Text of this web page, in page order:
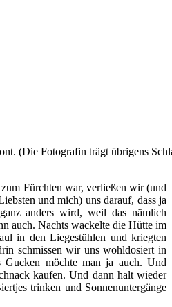
(Die Fotografin trägt übrigens
Fürchten war, verließen wir (und
und mich) uns darauf, dass ja
anders wird, weil das nämlich
auch. Nachts wackelte die Hütte im
in den Liegestühlen und kriegten
schmissen wir uns wohldosiert in
Gucken möchte man ja auch. Und
kaufen. Und dann halt wieder
trinken und Sonnenuntergänge